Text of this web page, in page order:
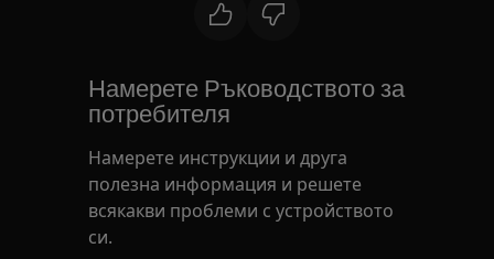
Намерете Ръководството за
потребителя
Намерете инструкции и друга
полезна информация и решете
всякакви проблеми с устройството
си.